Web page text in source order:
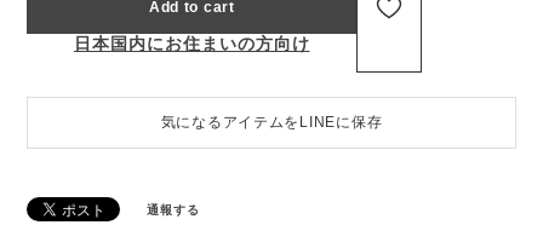
Add to cart
日本国内にお住まいの方向け
気になるアイテムをLINEに保存
通報する